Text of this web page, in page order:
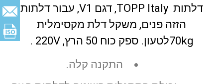
דלתות TOPP Italy, דגם V1, עבור דלתות
הזזה פנים, משקל דלת מקסימלית
70kgלטעון. ספק כוח 50 הרץ, 220V .
התקנה קלה.